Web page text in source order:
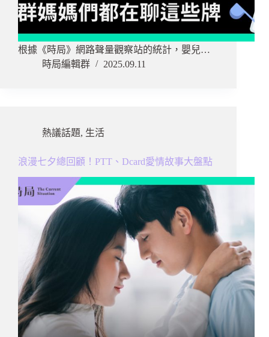
根據《時局》網路聲量觀察站的統計，嬰兒…
時局編輯群
2025.09.11
熱議話題, 生活
浪漫七夕總回顧！PTT、Dcard愛情故事大盤點